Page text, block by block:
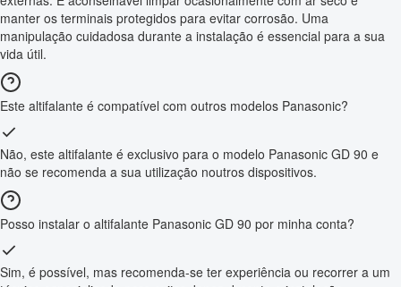
manter os terminais protegidos para evitar corrosão. Uma
manipulação cuidadosa durante a instalação é essencial para a sua
vida útil.
Este altifalante é compatível com outros modelos Panasonic?
Não, este altifalante é exclusivo para o modelo Panasonic GD 90 e
não se recomenda a sua utilização noutros dispositivos.
Posso instalar o altifalante Panasonic GD 90 por minha conta?
Sim, é possível, mas recomenda-se ter experiência ou recorrer a um